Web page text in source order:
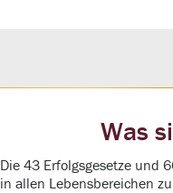
Was
Die 43 Erfolgsgesetze und
in allen Lebensbereichen